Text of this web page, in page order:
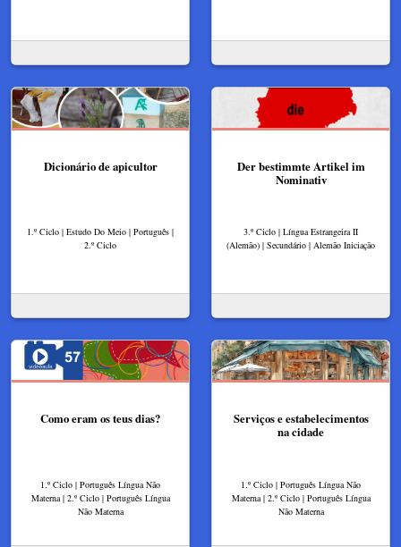
Dicionário de apicultor
1.º Ciclo | Estudo Do Meio | Português |
2.º Ciclo
Der bestimmte Artikel im
Nominativ​
3.º Ciclo | Língua Estrangeira II
(Alemão) | Secundário | Alemão Iniciação
Como eram os teus dias?
1.º Ciclo | Português Língua Não
Materna | 2.º Ciclo | Português Língua
Não Materna
Serviços e estabelecimentos
na cidade
1.º Ciclo | Português Língua Não
Materna | 2.º Ciclo | Português Língua
Não Materna